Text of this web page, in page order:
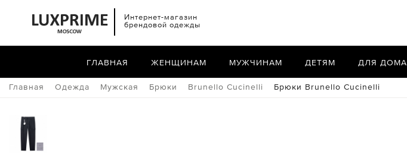
Интернет-магазин
брендовой одежды
ГЛАВНАЯ ЖЕНЩИНАМ МУЖЧИНАМ ДЕТЯМ ДЛЯ ДОМА
Главная Одежда Мужская Брюки Brunello Cucinelli Брюки Brunello Cucinelli